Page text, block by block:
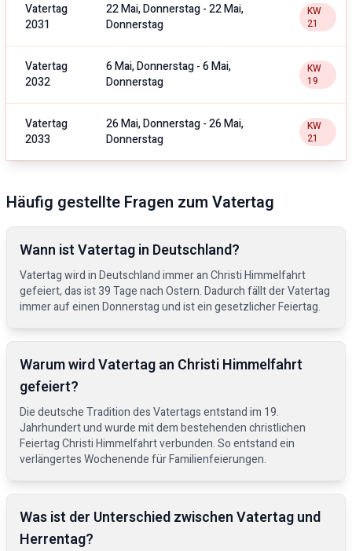
Vatertag
2031
22 Mai, Donnerstag-22 Mai,
Donnerstag
KW
21
Vatertag
2032
6 Mai, Donnerstag-6 Mai,
Donnerstag
KW
19
Vatertag
2033
26 Mai, Donnerstag-26 Mai,
Donnerstag
KW
21
Häufig gestellte Fragen zum Vatertag
Wann ist Vatertag in Deutschland?
Vatertag wird in Deutschland immer an Christi Himmelfahrt
gefeiert, das ist 39 Tage nach Ostern. Dadurch fällt der Vatertag
immer auf einen Donnerstag und ist ein gesetzlicher Feiertag.
Warum wird Vatertag an Christi Himmelfahrt
gefeiert?
Die deutsche Tradition des Vatertags entstand im 19.
Jahrhundert und wurde mit dem bestehenden christlichen
Feiertag Christi Himmelfahrt verbunden. So entstand ein
verlängertes Wochenende für Familienfeierungen.
Was ist der Unterschied zwischen Vatertag und
Herrentag?